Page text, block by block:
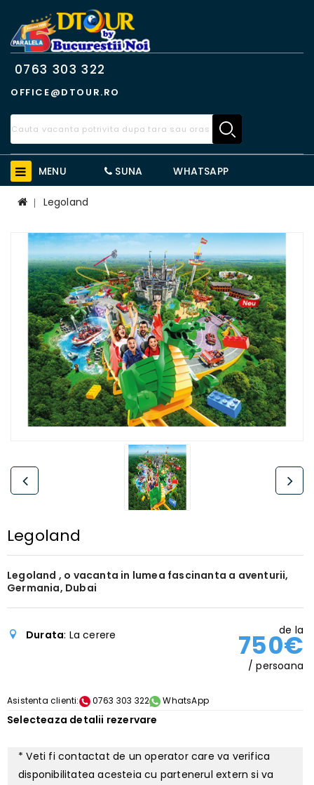
0763 303 322
OFFICE@DTOUR.RO
MENU SUNA WHATSAPP
Legoland
Legoland
Legoland , o vacanta in lumea fascinanta a aventurii,
Germania, Dubai
Durata: La cerere de la
750€
/ persoana
Asistenta clienti: 0763 303 322 WhatsApp
Selecteaza detalii rezervare
* Veti fi contactat de un operator care va verifica
disponibilitatea acesteia cu partenerul extern si va